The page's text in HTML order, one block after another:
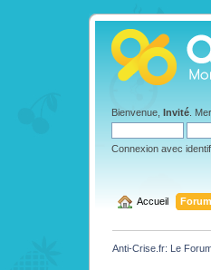
Bienvenue, Invité .
Connexion avec
Accueil Forum
Anti-Crise.fr: Le